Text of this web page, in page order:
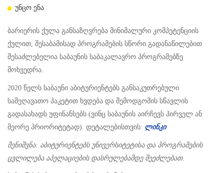
უნცო ენა
ბარიერის ქულა განსაზღვრება მინიმალური კომპეტენციის
ქულით, შესაბამისად პროგრამების სწორი გადანაწილებით
შესაძლებელია საბაუნის საბაკალავრო პროგრამებზე
მოხვედრა.
2020 წელს საბაუნი აბიტურიენტებს განსაკუთრებული
საშეღავათო პაკეტით ხვდება და შემოდგომის სწავლის
გადასახადს უფინანსებს (ვინც საბაუნის აირჩევს პირველ ან
მეორე პრიორიტეტად). დეტალებისთვის: ლინკი
შენიშვნა: აბიტურიენტებს უნივერსიტეტისა და პროგრამების
ცვლილება აპელაციების დასრულებამდე შეეძლებათ.